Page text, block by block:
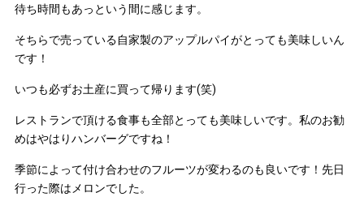
待ち時間もあっという間に感じます。
そちらで売っている自家製のアップルパイがとっても美味しいん
です！
いつも必ずお土産に買って帰ります(笑)
レストランで頂ける食事も全部とっても美味しいです。私のお勧
めはやはりハンバーグですね！
季節によって付け合わせのフルーツが変わるのも良いです！先日
行った際はメロンでした。